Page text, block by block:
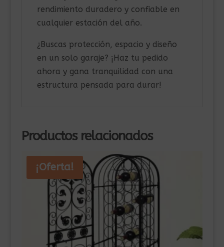
rendimiento duradero y confiable en
cualquier estación del año.
¿Buscas protección, espacio y diseño
en un solo garaje? ¡Haz tu pedido
ahora y gana tranquilidad con una
estructura pensada para durar!
Productos relacionados
¡Oferta!